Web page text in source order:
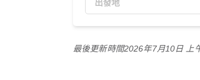
最後更新時間2026年7月10日 上